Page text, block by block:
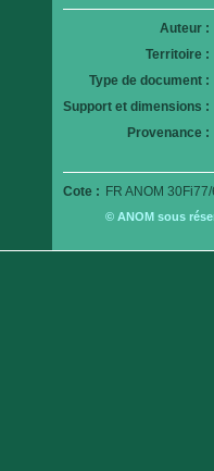
Auteur :
Territoire :
Type de document :
Support et dimensions :
Provenance :
Cote : FR ANOM
© ANOM sous